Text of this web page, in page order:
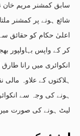
سابق کمشنر مریم خان
شائع ہونے پر کمشنر
اعلیٰ حکام کو حقائق
کر کے واپس بہاولپور
انکوائری میں رانا
ہلاکتوں کے علاوہ
ہونے کی وجہ سے
لیٹ ہونے کی صورت میں وہ 90 دن میں بحال